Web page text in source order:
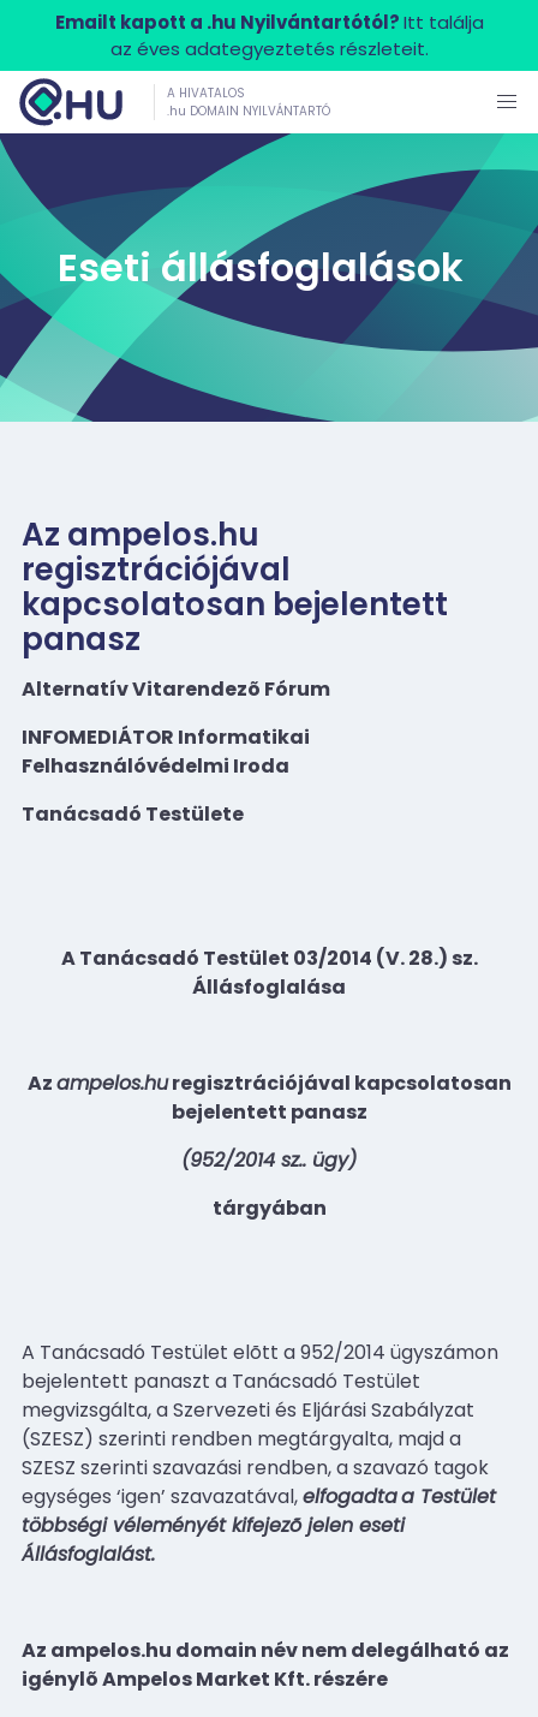
Emailt kapott a .hu Nyilvántartótól?Itt találja
az éves adategyeztetés részleteit.
A HIVATALOS
.hu DOMAIN NYILVÁNTARTÓ
Eseti állásfoglalások
Az ampelos.hu
regisztrációjával
kapcsolatosan bejelentett
panasz
Alternatív Vitarendezõ Fórum
INFOMEDIÁTOR Informatikai
Felhasználóvédelmi Iroda
Tanácsadó Testülete
A Tanácsadó Testület 03/2014 (V. 28.) sz.
Állásfoglalása
Azampelos.huregisztrációjával kapcsolatosan
bejelentett panasz
(952/2014 sz.. ügy)
tárgyában
A Tanácsadó Testület elõtt a 952/2014 ügyszámon
bejelentett panaszt a Tanácsadó Testület
megvizsgálta, a Szervezeti és Eljárási Szabályzat
(SZESZ) szerinti rendben megtárgyalta, majd a
SZESZ szerinti szavazási rendben, a szavazó tagok
egységes ‘igen’ szavazatával,elfogadtaa Testület
többségi véleményét kifejezõ jelen eseti
Állásfoglalást.
Az ampelos.hu domain név nem delegálható az
igénylõ Ampelos Market Kft. részére